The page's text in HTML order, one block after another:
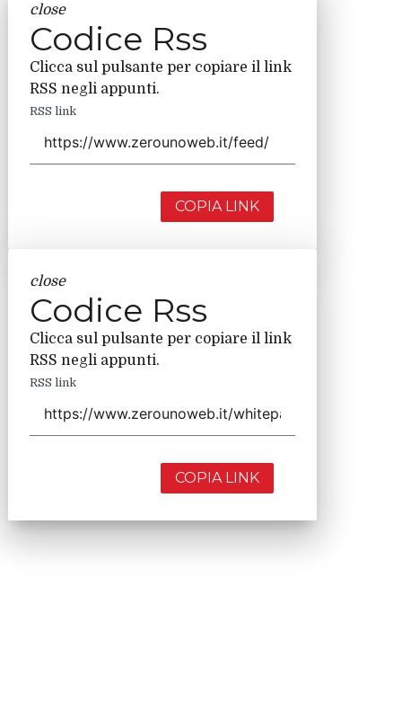
close
Codice Rss
Clicca sul pulsante per copiare il link
RSS negli appunti.
RSS link
COPIA LINK
close
Codice Rss
Clicca sul pulsante per copiare il link
RSS negli appunti.
RSS link
COPIA LINK